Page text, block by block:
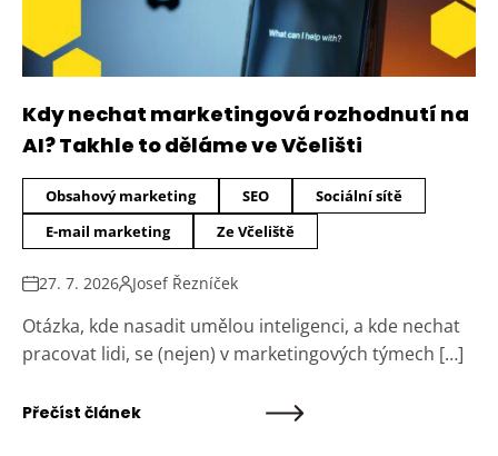
Kdy nechat marketingová rozhodnutí na
AI? Takhle to děláme ve Včelišti
Obsahový marketing SEO
Sociální sítě
E-mail marketing
Ze Včeliště
27. 7. 2026 Josef Řezníček
Otázka, kde nasadit umělou inteligenci, a kde nechat
pracovat lidi, se (nejen) v marketingových týmech […]
Přečíst článek